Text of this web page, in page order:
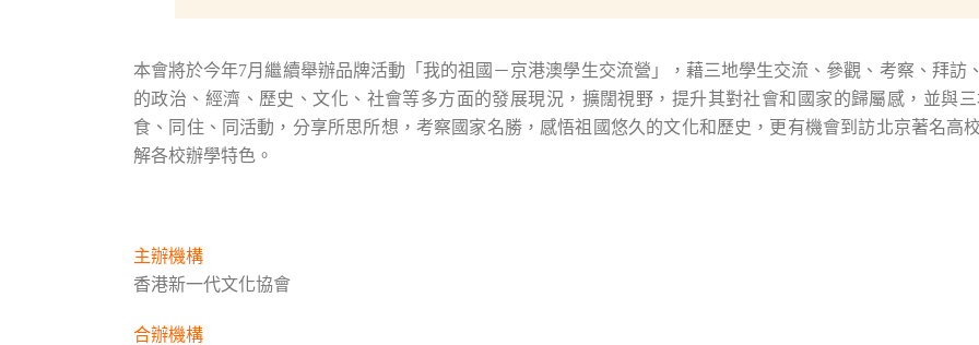
本會將於今年7月繼續舉辦品牌活動「我的祖國－京港澳學生交流營」，藉三地學生交流、參觀、考察、拜訪
的政治、經濟、歷史、文化、社會等多方面的發展現況，擴闊視野，提升其對社會和國家的歸屬感，並與
食、同住、同活動，分享所思所想，考察國家名勝，感悟祖國悠久的文化和歷史，更有機會到訪北京著名高
解各校辦學特色。
主辦機構
香港新一代文化協會
合辦機構